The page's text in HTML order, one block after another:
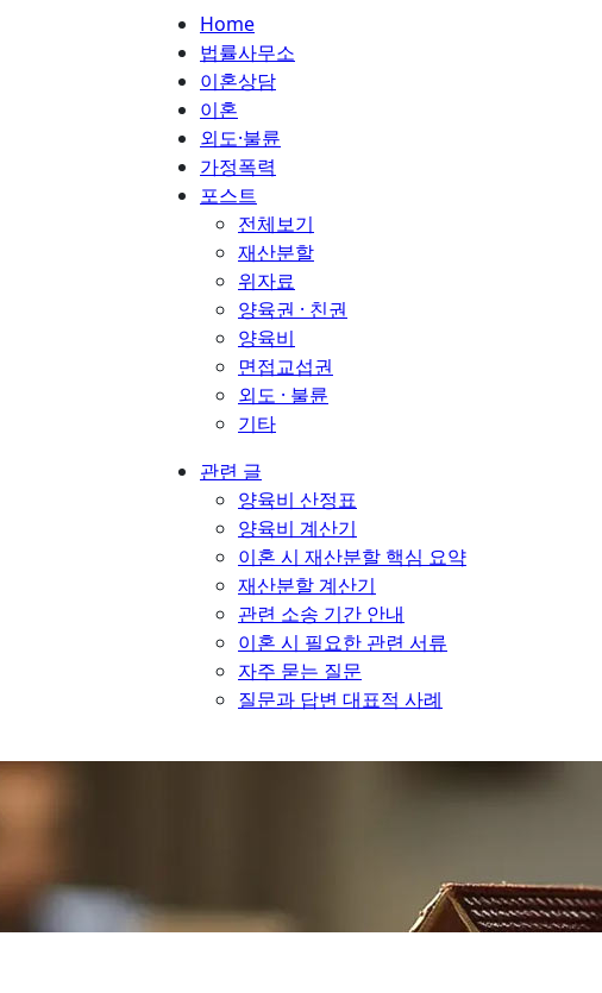
Home
법률사무소
이혼상담
이혼
외도·불륜
가정폭력
포스트
전체보기
재산분할
위자료
양육권 · 친권
양육비
면접교섭권
외도 · 불륜
기타
관련 글
양육비 산정표
양육비 계산기
이혼 시 재산분할 핵심 요약
재산분할 계산기
관련 소송 기간 안내
이혼 시 필요한 관련 서류
자주 묻는 질문
질문과 답변 대표적 사례